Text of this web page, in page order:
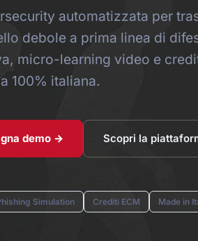
automatizzata per
debole a prima linea di
micro-learning video e
100% italiana.
demo → Scopri la
Simulation Crediti ECM Made in